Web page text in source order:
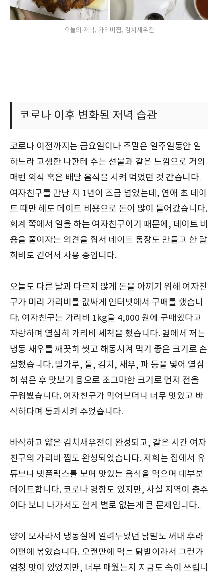
오늘의 저녁, 가리비찜, 김치새우전
코로나 이후 변화된 저녁 습관
코로나 이전까지는 금요일이나 주말은 일주일동안 일
하느라 고생한 나한테 주는 선물과 같은 느낌으로 거의
매번 외식 혹은 배달 음식을 시켜 먹었던 것 같습니다.
여자친구를 만난 지 1년이 조금 넘었는데, 연애 초 데이
트 때만 해도 데이트 비용으로 돈이 많이 들어갔습니다.
회계 쪽에서 일을 하는 여자친구이기 때문에, 데이트 비
용을 줄이자는 의견을 줘서 데이트 통장도 만들고 한 달
회비도 걷어서 사용 중입니다.
오늘도 다른 날과 다르지 않게 돈을 아끼기 위해 여자친
구가 미리 가리비를 값싸게 인터넷에서 구매를 했습니
다. 여자친구는 가리비 1kg을 4,000 원에 구매했다고
자랑하며 열심히 가리비 세척을 했습니다. 옆에서 저는
냉동 새우를 깨끗히 씻고 해동시켜 먹기 좋은 크기로 손
질했습니다. 밀가루, 물, 김치, 새우, 파 등을 넣어 열심
히 섞은 후 맛보기 용으로 조그마한 크기로 먼저 전을
구워봤습니다. 여자친구가 먹어보더니 너무 맛있고 바
삭하다며 통과시켜 주었습니다.
바삭하고 얇은 김치새우전이 완성되고, 같은 시간 여자
친구의 가리비 찜도 완성되었습니다. 저희는 집에서 유
튜브나 넷플릭스를 보며 맛있는 음식을 먹으며 대부분
데이트합니다. 코로나 영향도 있지만, 사실 지역이 충주
이다 보니 나가서도 할게 별로 없는게 큰 문제입니다..
양이 모자라서 냉동실에 얼려두었던 닭발도 꺼내 후라
이팬에 볶았습니다. 오랜만에 먹는 닭발이라서 그런가
엄청 맛이 있었지만, 너무 매웠는지 지금도 속이 쓰립니